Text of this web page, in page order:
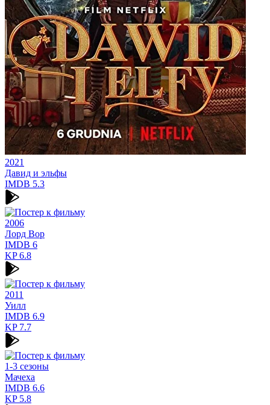
2021
Давид и эльфы
IMDB 5.3
2006
Лорд Вор
IMDB 6
KP6.8
2011
Уилл
IMDB 6.9
KP7.7
1-3 сезоны
Мачеха
IMDB 6.6
KP5.8